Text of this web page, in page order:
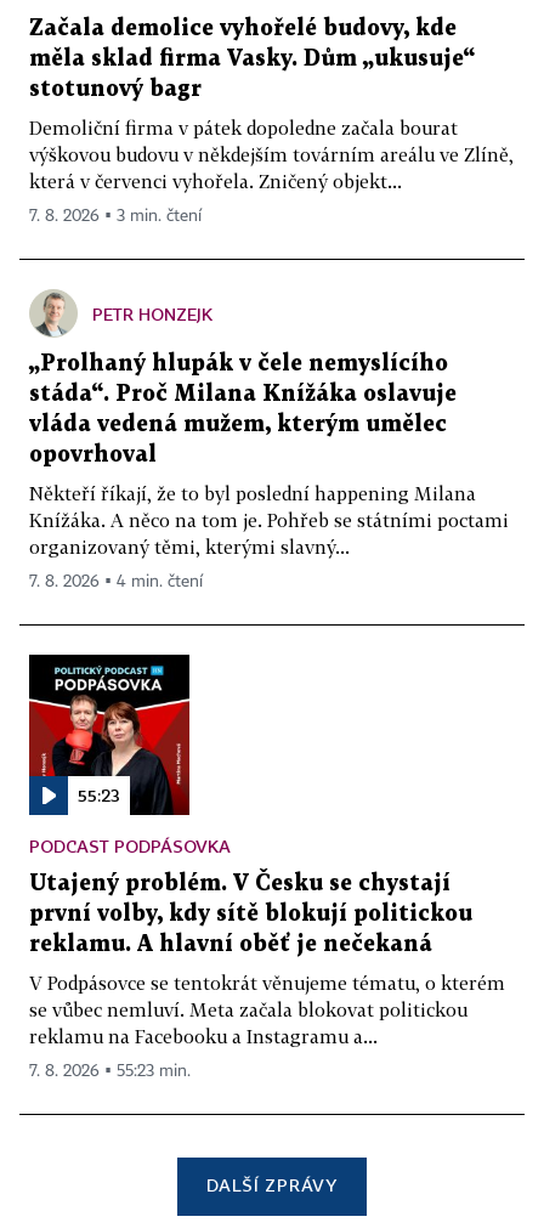
Začala demolice vyhořelé budovy, kde
měla sklad firma Vasky. Dům „ukusuje“
stotunový bagr
Demoliční firma v pátek dopoledne začala bourat
výškovou budovu v někdejším továrním areálu ve Zlíně,
která v červenci vyhořela. Zničený objekt...
7. 8. 2026 ▪ 3 min. čtení
PETR HONZEJK
„Prolhaný hlupák v čele nemyslícího
stáda“. Proč Milana Knížáka oslavuje
vláda vedená mužem, kterým umělec
opovrhoval
Někteří říkají, že to byl poslední happening Milana
Knížáka. A něco na tom je. Pohřeb se státními poctami
organizovaný těmi, kterými slavný...
7. 8. 2026 ▪ 4 min. čtení
55:23
PODCAST PODPÁSOVKA
Utajený problém. V Česku se chystají
první volby, kdy sítě blokují politickou
reklamu. A hlavní oběť je nečekaná
V Podpásovce se tentokrát věnujeme tématu, o kterém
se vůbec nemluví. Meta začala blokovat politickou
reklamu na Facebooku a Instagramu a...
7. 8. 2026 ▪ 55:23 min.
DALŠÍ ZPRÁVY